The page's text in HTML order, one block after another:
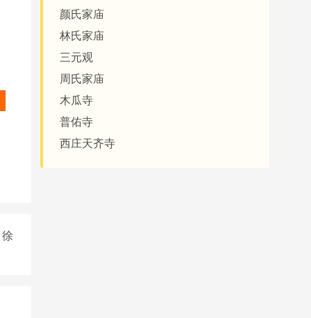
徐
颜氏家庙
林氏家庙
三元观
周氏家庙
木瓜寺
普佑寺
西庄天齐寺